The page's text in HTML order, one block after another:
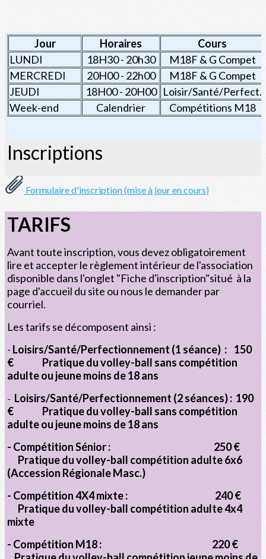
Jour Horaires
Cours
LUNDI
18H30 - 20h30
M18F & G Compet
MERCREDI
20H00 - 22h00
M18F & G Compet
JEUDI
18H00 - 20H00 Loisir/Santé/Perfect.
Week-end
Calendrier Compétitions M18
Inscriptions
Formulaire d'inscription (mise à jour en cours)
TARIFS
Avant toute inscription, vous devez obligatoirement
lire et accepter le règlement intérieur de l'association
disponible dans l'onglet "Fiche d'inscription"situé à la
page d'accueil du site ou nous le demander par
courriel.
Les tarifs se décomposent ainsi :
- Loisirs/Santé/Perfectionnement (1 séance) : 150
€ Pratique du volley-ball sans compétition
adulte ou jeune moins de 18 ans
- Loisirs/Santé/Perfectionnement (2 séances) : 190
€ Pratique du volley-ball sans compétition
adulte ou jeune moins de 18 ans
- Compétition Sénior : 250 €
Pratique du volley-ball compétition adulte 6x6
(Accession Régionale Masc.)
- Compétition 4X4 mixte : 240 €
Pratique du volley-ball compétition adulte 4x4
mixte
- Compétition M18 : 220 €